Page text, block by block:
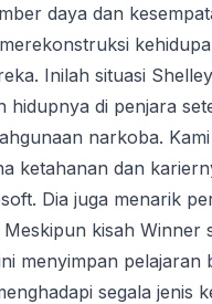
daya dan
Inilah situasi
hidupnya di penjara
narkoba.
ketahanan dan
Dia juga menarik
kisah Winner
menyimpan pelajaran
segala jenis